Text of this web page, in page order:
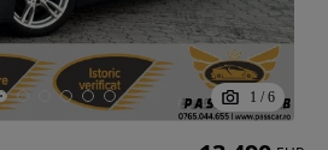
1 / 6